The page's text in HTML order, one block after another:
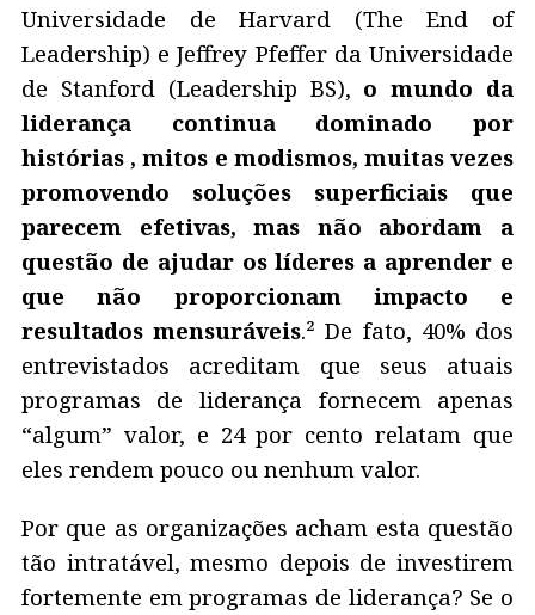
Universidade de Harvard (The End of
Leadership) e Jeffrey Pfeffer da Universidade
de Stanford (Leadership BS), o mundo da
liderança continua dominado por
histórias , mitos e modismos, muitas vezes
promovendo soluções superficiais que
parecem efetivas, mas não abordam a
questão de ajudar os líderes a aprender e
que não proporcionam impacto e
resultados mensuráveis.² De fato, 40% dos
entrevistados acreditam que seus atuais
programas de liderança fornecem apenas
“algum” valor, e 24 por cento relatam que
eles rendem pouco ou nenhum valor.
Por que as organizações acham esta questão
tão intratável, mesmo depois de investirem
fortemente em programas de liderança? Se o